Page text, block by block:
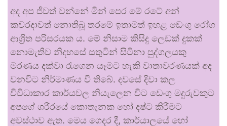
අද අප ජීවත් වන්නේ මින් පෙර මේ රටේ අන්
කවරදාවත් නොතිබූ තරමේ ඉතාමත් ඉහළ ඩෙංගු රෝග
ආශ්‍රිත පරිසරයක ය. මේ නිසාම කිසිදු ලෙඩක් දුකක්
නොමැතිව නිදහසේ සතුටින් සිටිනා පුද්ගලයකු
මරණය දක්වා රැගෙන යෑමට හැකි වාතාවරණයක් අද
වනවිට නිර්මාණය වී තිබේ. දවසේ දිවා කල
විවිධාකාර කාර්යවල නියැලෙන විට ඩෙංගු මදුරුවකුට
අපගේ ශරීරයේ කොතැනක හෝ දෂ්ට කිරීමට
අවස්ථාව ඇත. මෙය ගෙදර දී, කාර්යාලයේ හෝ